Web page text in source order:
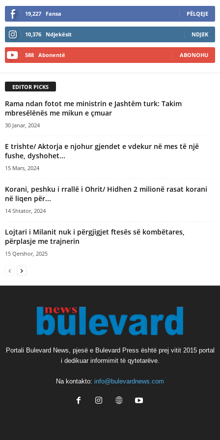
19,227 Fansa PËLQEJE
10,376 Ndjekësit NDJEK
588 Abonentë ABONOHU
EDITOR PICKS
Rama ndan fotot me ministrin e Jashtëm turk: Takim
mbresëlënës me mikun e çmuar
30 Janar, 2024
E trishte/ Aktorja e njohur gjendet e vdekur në mes të një
fushe, dyshohet...
15 Mars, 2024
Korani, peshku i rrallë i Ohrit/ Hidhen 2 milionë rasat korani
në liqen për...
14 Shtator, 2024
Lojtari i Milanit nuk i përgjigjet ftesës së kombëtares,
përplasje me trajnerin
15 Qershor, 2025
Portali Bulevard News, pjesë e Bulevard Press është prej vitit 2015 portal
i dedikuar informimit të qytetarëve.
Na kontakto: info@bulevardnews.com